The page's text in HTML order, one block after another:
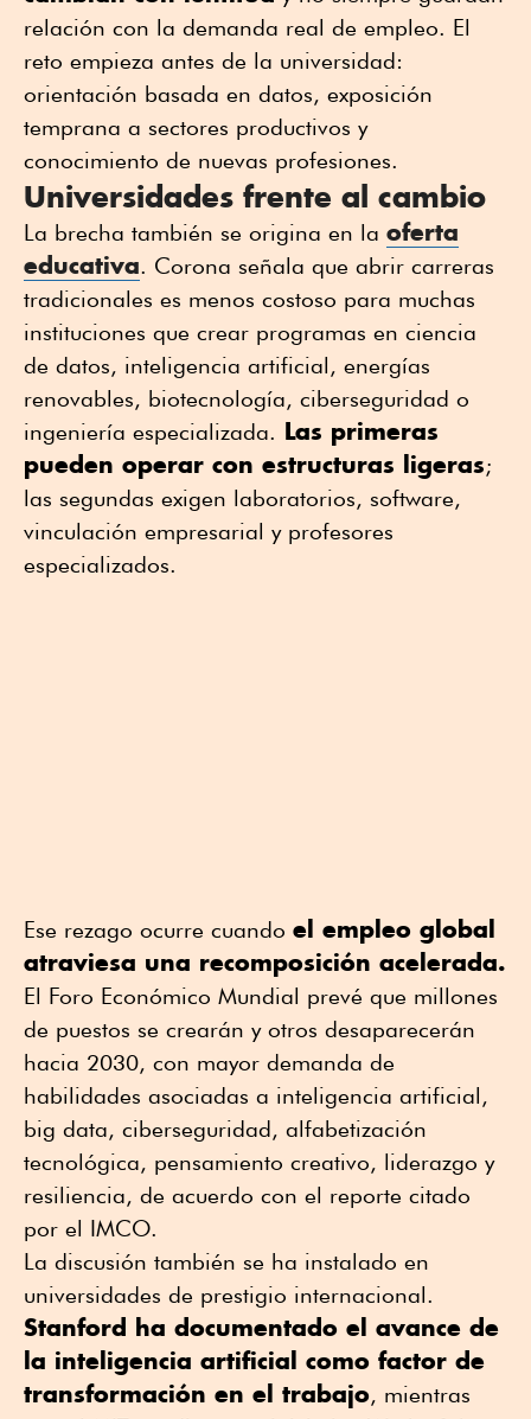
relación con la demanda real de empleo. El
reto empieza antes de la universidad:
orientación basada en datos, exposición
temprana a sectores productivos y
conocimiento de nuevas profesiones.
Universidades frente al cambio
La brecha también se origina en la oferta
educativa. Corona señala que abrir carreras
tradicionales es menos costoso para muchas
instituciones que crear programas en ciencia
de datos, inteligencia artificial, energías
renovables, biotecnología, ciberseguridad o
ingeniería especializada. Las primeras
pueden operar con estructuras ligeras;
las segundas exigen laboratorios, software,
vinculación empresarial y profesores
especializados.
Ese rezago ocurre cuando el empleo global
atraviesa una recomposición acelerada.
El Foro Económico Mundial prevé que millones
de puestos se crearán y otros desaparecerán
hacia 2030, con mayor demanda de
habilidades asociadas a inteligencia artificial,
big data, ciberseguridad, alfabetización
tecnológica, pensamiento creativo, liderazgo y
resiliencia, de acuerdo con el reporte citado
por el IMCO.
La discusión también se ha instalado en
universidades de prestigio internacional.
Stanford ha documentado el avance de
la inteligencia artificial como factor de
transformación en el trabajo, mientras